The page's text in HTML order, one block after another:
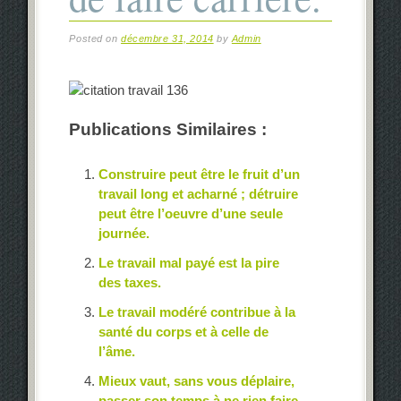
Posted ondécembre 31, 2014 byAdmin
Publications Similaires :
Construire peut être le fruit d’un
travail long et acharné ; détruire
peut être l’oeuvre d’une seule
journée.
Le travail mal payé est la pire
des taxes.
Le travail modéré contribue à la
santé du corps et à celle de
l’âme.
Mieux vaut, sans vous déplaire,